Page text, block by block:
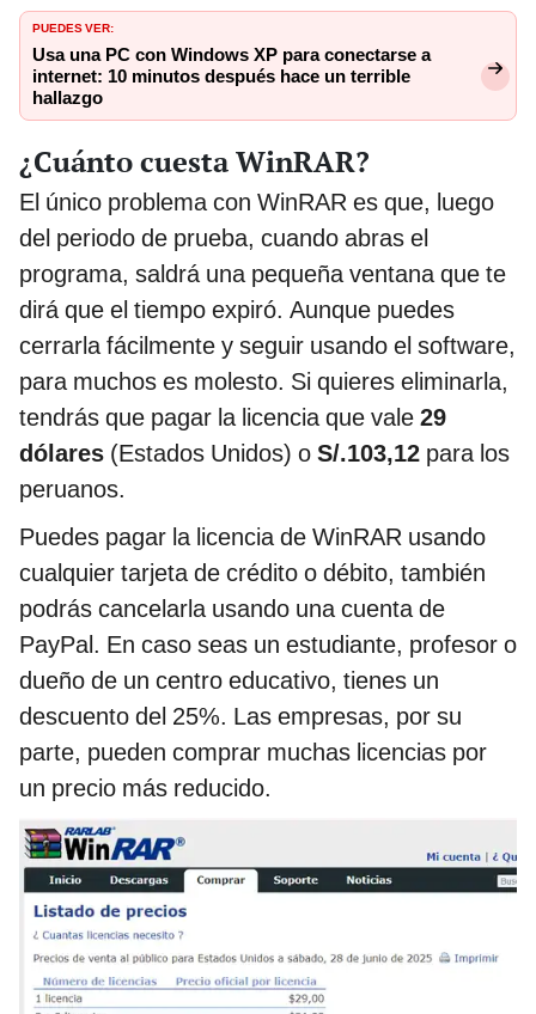
PUEDES VER:
Usa una PC con Windows XP para conectarse a
internet: 10 minutos después hace un terrible
hallazgo
¿Cuánto cuesta WinRAR?
El único problema con WinRAR es que, luego
del periodo de prueba, cuando abras el
programa, saldrá una pequeña ventana que te
dirá que el tiempo expiró. Aunque puedes
cerrarla fácilmente y seguir usando el software,
para muchos es molesto. Si quieres eliminarla,
tendrás que pagar la licencia que vale 29
dólares (Estados Unidos) o S/.103,12 para los
peruanos.
Puedes pagar la licencia de WinRAR usando
cualquier tarjeta de crédito o débito, también
podrás cancelarla usando una cuenta de
PayPal. En caso seas un estudiante, profesor o
dueño de un centro educativo, tienes un
descuento del 25%. Las empresas, por su
parte, pueden comprar muchas licencias por
un precio más reducido.